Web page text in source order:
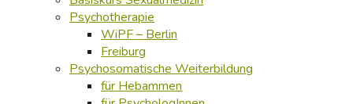
Psychotherapie
WiPF – Berlin
Freiburg
Psychosomatische Weiterbildung
für Hebammen